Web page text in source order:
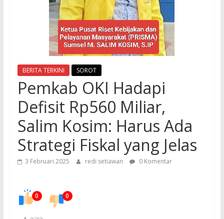
BERITA TERKINI SOROT
Pemkab OKI Hadapi
Defisit Rp560 Miliar,
Salim Kosim: Harus Ada
Strategi Fiskal yang Jelas
3 Februari 2025 redi setiawan 0 Komentar
0 0